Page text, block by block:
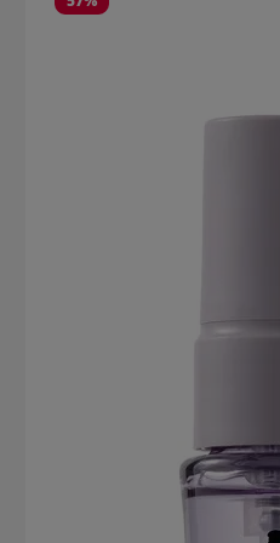
Leichtes und sauberes Auftragen Sehr sparsam (bis